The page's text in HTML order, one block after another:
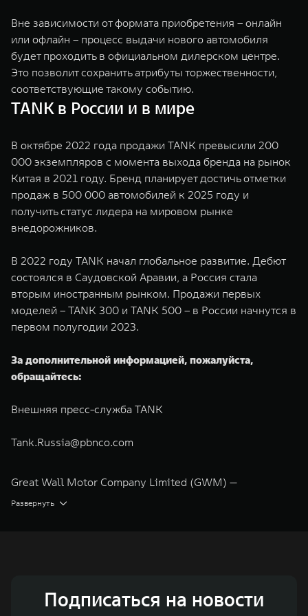
Вне зависимости от формата приобретения – онлайн
или офлайн – процесс выдачи нового автомобиля
будет проходить в официальном дилерском центре.
Это позволит сохранить атрибуты торжественности,
соответствующие такому событию.
TANK в России и в мире
В октябре 2022 года продажи TANK превысили 200
000 экземпляров с момента выхода бренда на рынок
Китая в 2021 году. Бренд планирует достичь отметки
продаж в 500 000 автомобилей к 2025 году и
получить статус лидера на мировом рынке
внедорожников.
В 2022 году TANK начал глобальное развитие. Дебют
состоялся в Саудовской Аравии, а Россия стала
вторым иностранным рынком. Продажи первых
моделей – TANK 300 и TANK 500 – в России начнутся в
первом полугодии 2023.
За дополнительной информацией, пожалуйста,
обращайтесь:
Внешняя пресс-служба TANK
Tank.Russia@pbnco.com
Great Wall Motor Company Limited (GWM) —
глобальный производитель внедорожников,
2011 годах соответственно. Сфера деятельности
Развернуть
Подписаться на новости